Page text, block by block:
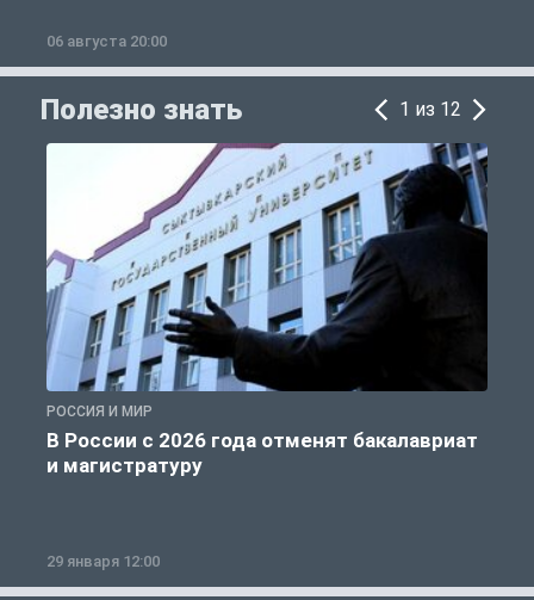
06 августа 20:00
Полезно знать 1 из 12
РОССИЯ И МИР
В России с 2026 года отменят бакалавриат
и магистратуру
29 января 12:00